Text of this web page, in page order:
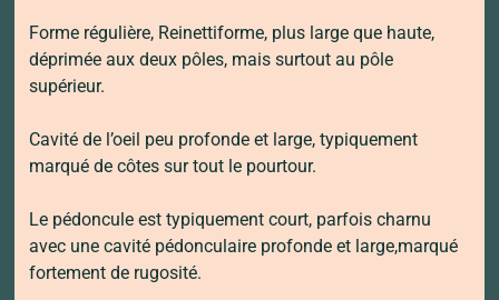
Forme régulière, Reinettiforme, plus large que haute,
déprimée aux deux pôles, mais surtout au pôle
supérieur.
Cavité de l’oeil peu profonde et large, typiquement
marqué de côtes sur tout le pourtour.
Le pédoncule est typiquement court, parfois charnu
avec une cavité pédonculaire profonde et large,marqué
fortement de rugosité.